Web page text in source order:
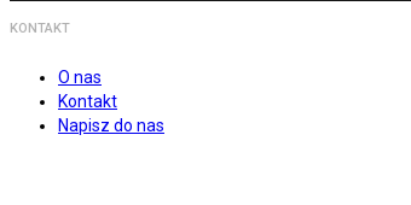
KONTAKT
O nas
Kontakt
Napisz do nas